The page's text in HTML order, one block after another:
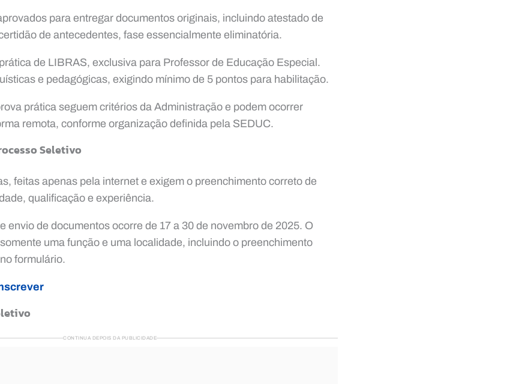
para entregar documentos originais, incluindo atestado de
de antecedentes, fase essencialmente eliminatória.
de LIBRAS, exclusiva para Professor de Educação Especial.
e pedagógicas, exigindo mínimo de 5 pontos para habilitação.
prática seguem critérios da Administração e podem ocorrer
remota, conforme organização definida pela SEDUC.
Seletivo
feitas apenas pela internet e exigem o preenchimento correto de
qualificação e experiência.
envio de documentos ocorre de 17 a 30 de novembro de 2025. O
uma função e uma localidade, incluindo o preenchimento
formulário.
CONTINUA DEPOIS DA PUBLICIDADE